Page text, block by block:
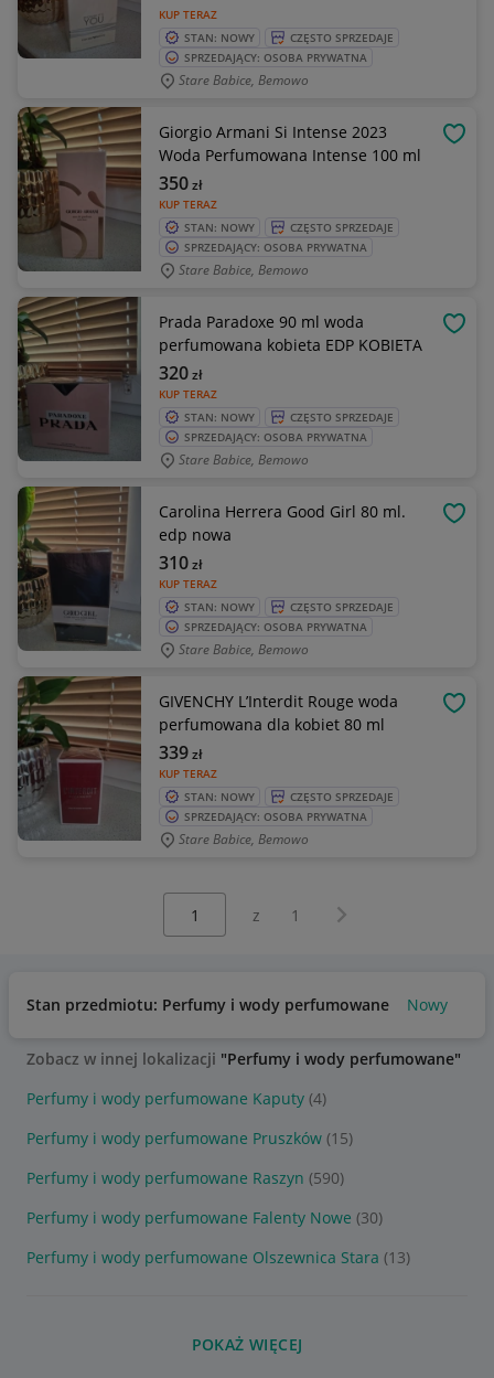
KUP TERAZ
STAN: NOWY
CZĘSTO SPRZEDAJE
SPRZEDAJĄCY: OSOBA PRYWATNA
Stare Babice, Bemowo
Giorgio Armani Si Intense 2023
Woda Perfumowana Intense 100 ml
KUP TERAZ
350zł
STAN: NOWY
CZĘSTO SPRZEDAJE
SPRZEDAJĄCY: OSOBA PRYWATNA
Stare Babice, Bemowo
Prada Paradoxe 90 ml woda
perfumowana kobieta EDP KOBIETA
KUP TERAZ
320zł
STAN: NOWY
CZĘSTO SPRZEDAJE
SPRZEDAJĄCY: OSOBA PRYWATNA
Stare Babice, Bemowo
Carolina Herrera Good Girl 80 ml.
edp nowa
KUP TERAZ
310zł
STAN: NOWY
CZĘSTO SPRZEDAJE
SPRZEDAJĄCY: OSOBA PRYWATNA
Stare Babice, Bemowo
GIVENCHY L’Interdit Rouge woda
perfumowana dla kobiet 80 ml
KUP TERAZ
339zł
STAN: NOWY
CZĘSTO SPRZEDAJE
SPRZEDAJĄCY: OSOBA PRYWATNA
Stare Babice, Bemowo
z 1 Następna strona
Stan przedmiotu: Perfumy i wody perfumowane Nowy
Zobacz w innej lokalizacji "Perfumy i wody perfumowane"
Perfumy i wody perfumowane Kaputy (4)
Perfumy i wody perfumowane Pruszków (15)
Perfumy i wody perfumowane Raszyn (590)
Perfumy i wody perfumowane Falenty Nowe (30)
Perfumy i wody perfumowane Olszewnica Stara (13)
POKAŻ WIĘCEJ